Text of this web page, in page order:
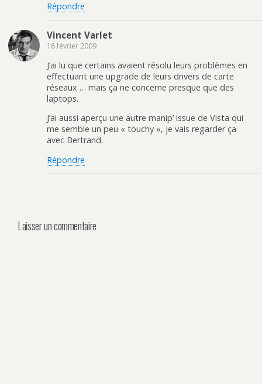
Répondre
Vincent Varlet
18 février 2009
J’ai lu que certains avaient résolu leurs problèmes en
effectuant une upgrade de leurs drivers de carte
réseaux … mais ça ne concerne presque que des
laptops.
J’ai aussi aperçu une autre manip’ issue de Vista qui
me semble un peu « touchy », je vais regarder ça
avec Bertrand.
Répondre
Laisser un commentaire